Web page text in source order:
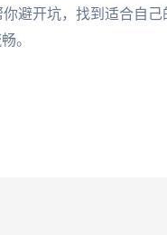
避开坑，找到适合自
。